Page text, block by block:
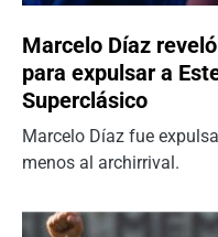
Marcelo Díaz
para expulsar a
Superclásico
Marcelo Díaz fue
menos al archirrival.